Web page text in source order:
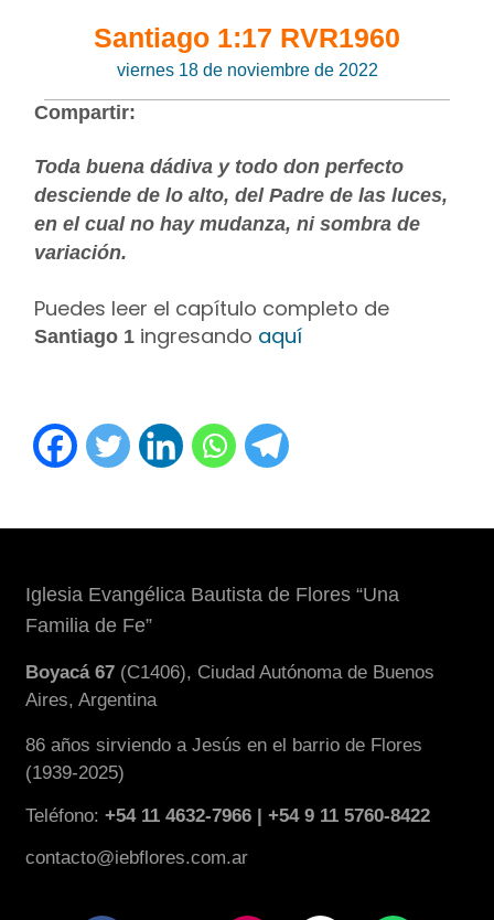
Santiago 1:17 RVR1960
viernes 18 de noviembre de 2022
Compartir:
Toda buena dádiva y todo don perfecto
desciende de lo alto, del Padre de las luces,
en el cual no hay mudanza, ni sombra de
variación.
Puedes leer el capítulo completo de
Santiago 1 ingresando aquí
Iglesia Evangélica Bautista de Flores “Una
Familia de Fe”
Boyacá 67 (C1406), Ciudad Autónoma de Buenos
Aires, Argentina
86 años sirviendo a Jesús en el barrio de Flores
(1939-2025)
Teléfono:+54 11 4632-7966 | +54 9 11 5760-8422
contacto@iebflores.com.ar